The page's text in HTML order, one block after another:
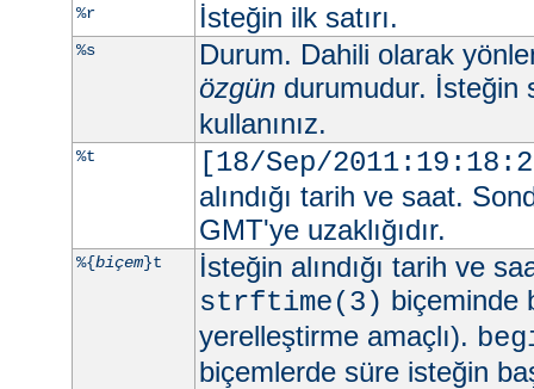
%r İsteğin ilk satırı.
%s
Durum. Dahili olarak
özgündurumudur. İsteğin
kullanınız.
%t
[18/Sep/
alındığı tarih ve saat.
GMT'ye uzaklığıdır.
%{biçem}t
İsteğin alındığı tarih ve
strftime(3) biçeminde
yerelleştirme amaçlı).
biçemlerde süre isteğin